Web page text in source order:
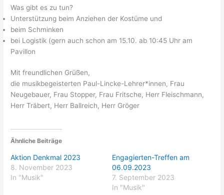
Was gibt es zu tun?
Unterstützung beim Anziehen der Kostüme und
beim Schminken
bei Logistik (gern auch schon am 15.10. ab 10:45 Uhr am
Pavillon
Mit freundlichen Grüßen,
die musikbegeisterten Paul-Lincke-Lehrer*innen, Frau
Neugebauer, Frau Stopper, Frau Fritsche, Herr Fleischmann,
Herr Träbert, Herr Ballreich, Herr Gröger
Ähnliche Beiträge
Aktion Denkmal 2023
8. November 2023
In "Musik"
Engagierten-Treffen am
06.09.2023
7. September 2023
In "Musik"